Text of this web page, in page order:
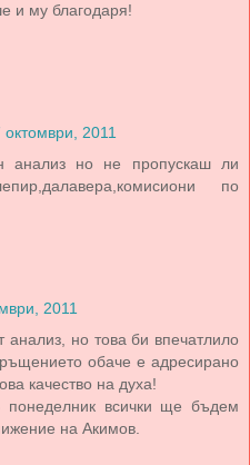
и му благодаря!
октомври, 2011
анализ но не пропускаш ли
по
2011
анализ, но това би впечатлило
обаче е адресирано
качество на духа!
понеделник всички ще бъдем
на Акимов.